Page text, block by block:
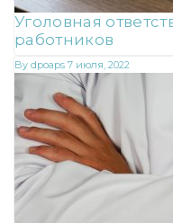
Уголовная
работников
By dpoaps 7 июля, 2022